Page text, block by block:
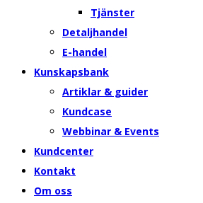
Tjänster
Detaljhandel
E-handel
Kunskapsbank
Artiklar & guider
Kundcase
Webbinar & Events
Kundcenter
Kontakt
Om oss